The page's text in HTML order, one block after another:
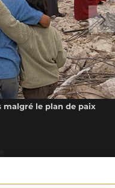
malgré le plan de paix